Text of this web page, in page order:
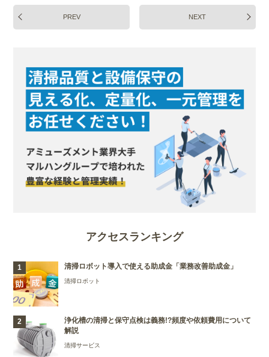
PREV NEXT
アクセスランキング
清掃ロボット導入で使える助成金「業務改善助成金」
清掃ロボット
浄化槽の清掃と保守点検は義務!?頻度や依頼費用について
解説
清掃サービス